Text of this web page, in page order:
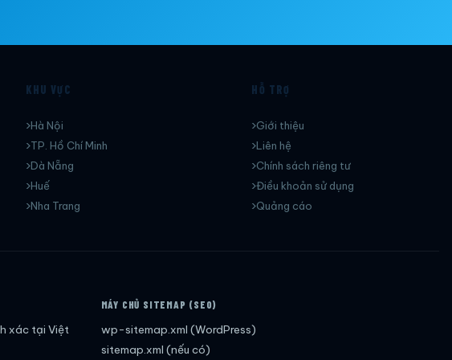
KHU VỰC
Hà Nội
TP. Hồ Chí Minh
Dà Nẵng
Huế
Nha Trang
HỖ TRỢ
Giới thiệu
Liên hệ
Chính sách riêng tư
Điều khoản sử dụng
Quảng cáo
xác tại Việt
MÁY CHỦ SITEMAP (SEO)
wp-sitemap.xml (WordPress)
sitemap.xml (nếu có)